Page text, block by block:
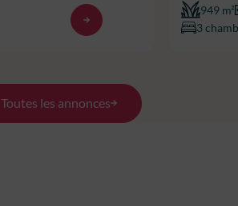
949 m²
3
Toutes les annonces